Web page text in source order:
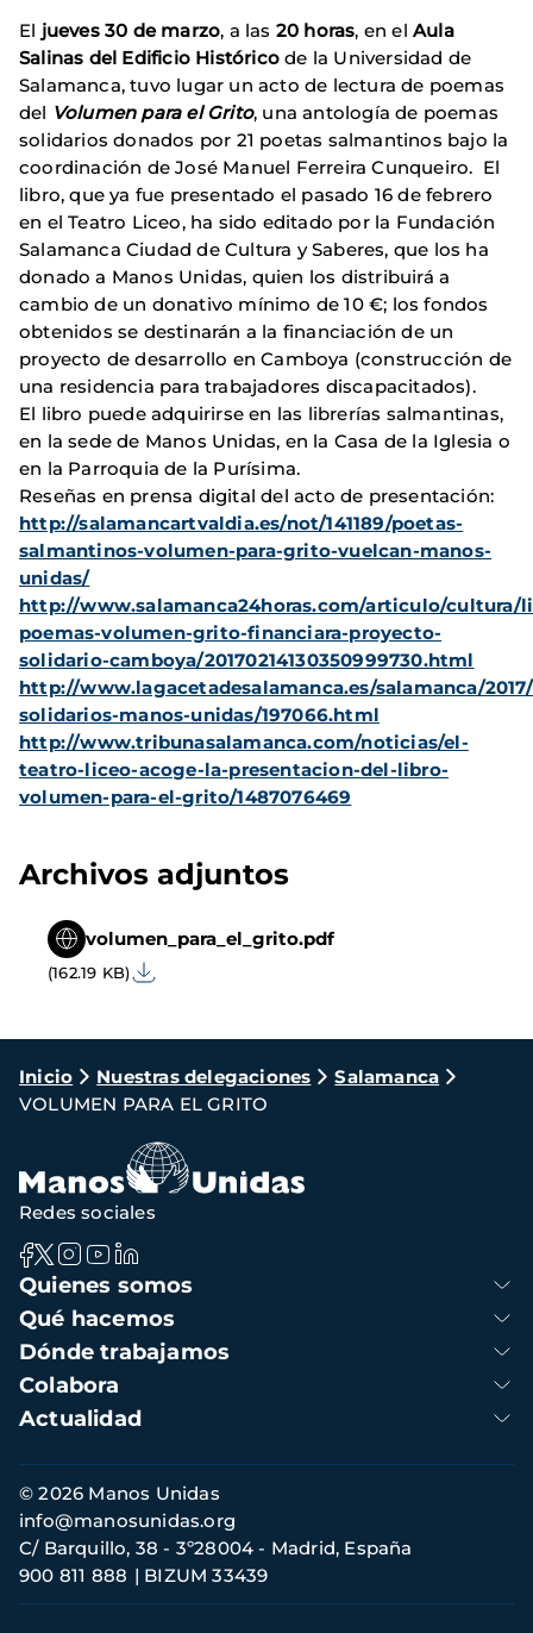
El jueves 30 de marzo, a las 20 horas, en elAula
Salinas del Edificio Histórico de la Universidad de
Salamanca, tuvo lugar un acto de lectura de poemas
del Volumen para el Grito, una antología de poemas
solidarios donados por 21 poetas salmantinos bajo la
coordinación de José Manuel Ferreira Cunqueiro. El
libro, que ya fue presentado el pasado 16 de febrero
en el Teatro Liceo, ha sido editado por la Fundación
Salamanca Ciudad de Cultura y Saberes, que los ha
donado a Manos Unidas, quien los distribuirá a
cambio de un donativo mínimo de 10 €; los fondos
obtenidos se destinarán a la financiación de un
proyecto de desarrollo en Camboya (construcción de
una residencia para trabajadores discapacitados).
El libro puede adquirirse en las librerías salmantinas,
en la sede de Manos Unidas, en la Casa de la Iglesia o
en la Parroquia de la Purísima.
Reseñas en prensa digital del acto de presentación:
http://salamancartvaldia.es/not/141189/poetas-
salmantinos-volumen-para-grito-vuelcan-manos-
unidas/
http://www.salamanca24horas.com/articulo/cultura/
poemas-volumen-grito-financiara-proyecto-
solidario-camboya/20170214130350999730.html
http://www.lagacetadesalamanca.es/salamanca/
solidarios-manos-unidas/197066.html
http://www.tribunasalamanca.com/noticias/el-
teatro-liceo-acoge-la-presentacion-del-libro-
volumen-para-el-grito/1487076469
Archivos adjuntos
volumen_para_el_grito.pdf
(162.19 KB)
Ruta
de
navegación
Inicio Nuestras delegaciones
Salamanca
VOLUMEN PARA EL GRITO
Navegación
principal
Quienes somos
Qué hacemos
Dónde trabajamos
Colabora
Actualidad
Redes sociales
Información
de
contacto
© 2026 Manos Unidas
C/ Barquillo, 38 - 3º28004 - Madrid, España
900 811 888
BIZUM 33439
info@manosunidas.org